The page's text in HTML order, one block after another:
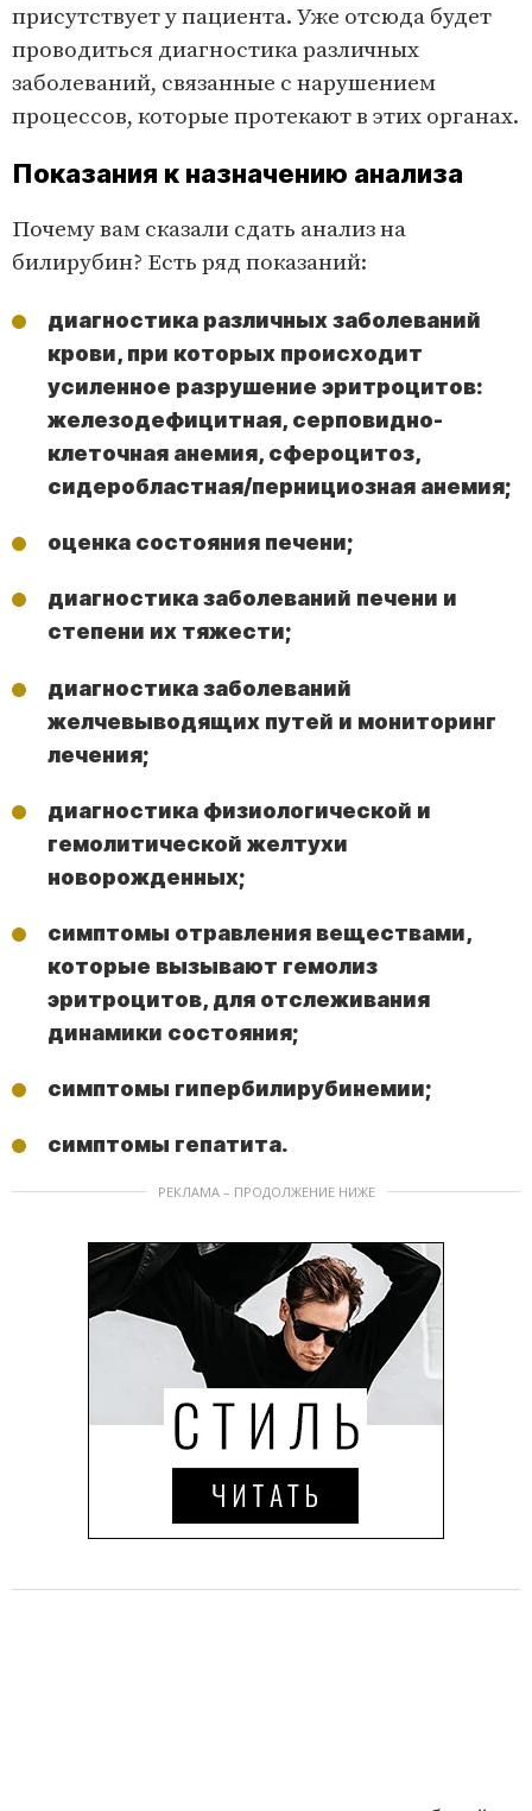
присутствует у пациента. Уже отсюда будет
проводиться диагностика различных
заболеваний, связанные с нарушением
процессов, которые протекают в этих органах.
Показания к назначению анализа
Почему вам сказали сдать анализ на
билирубин? Есть ряд показаний:
диагностика различных заболеваний
крови, при которых происходит
усиленное разрушение эритроцитов:
железодефицитная, серповидно-
клеточная анемия, сфероцитоз,
сидеробластная/пернициозная анемия;
оценка состояния печени;
диагностика заболеваний печени и
степени их тяжести;
диагностика заболеваний
желчевыводящих путей и мониторинг
лечения;
диагностика физиологической и
гемолитической желтухи
новорожденных;
симптомы отравления веществами,
которые вызывают гемолиз
эритроцитов, для отслеживания
динамики состояния;
симптомы гипербилирубинемии;
симптомы гепатита.
РЕКЛАМА – ПРОДОЛЖЕНИЕ НИЖЕ